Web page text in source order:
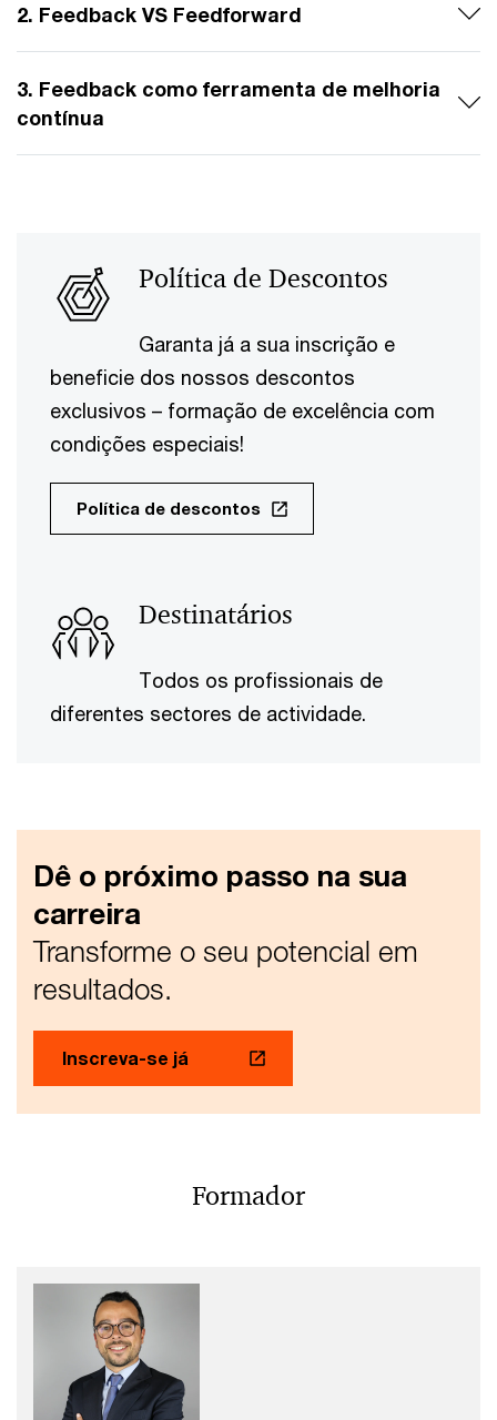
2. Feedback VS Feedforward
3. Feedback como ferramenta de melhoria
contínua
Política de Descontos
Garanta já a sua inscrição e
beneficie dos nossos descontos
exclusivos – formação de excelência com
condições especiais!
Política de descontos
Destinatários
Todos os profissionais de
diferentes sectores de actividade.
Dê o próximo passo na sua
carreira
Transforme o seu potencial em
resultados.
Inscreva-se já
Formador